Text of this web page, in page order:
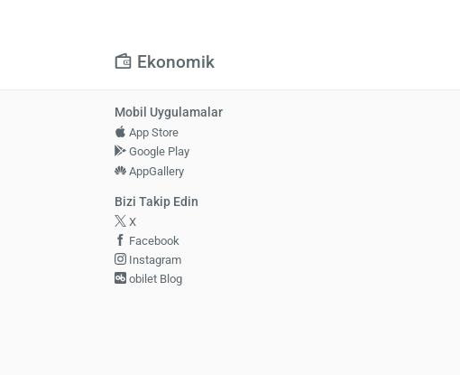
Ekonomik
Mobil Uygulamalar
App Store
Google Play
AppGallery
Bizi Takip Edin
X
Facebook
Instagram
obilet Blog